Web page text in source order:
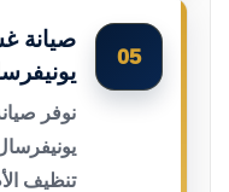
05
صيانة
نوفر
تنظيف